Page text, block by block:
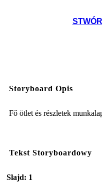
Storyboard Opis
Fő ötlet és részletek
Tekst Storyboardowy
Slajd: 1